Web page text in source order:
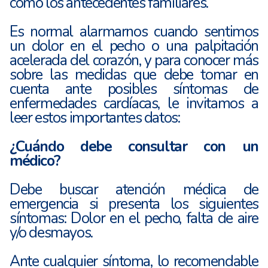
Es normal alarmarnos cuando sentimos
un dolor en el pecho o una palpitación
acelerada del corazón, y para conocer más
sobre las medidas que debe tomar en
cuenta ante posibles síntomas de
enfermedades cardíacas, le invitamos a
leer estos importantes datos:
¿Cuándo debe consultar con un
médico?
Debe buscar atención médica de
emergencia si presenta los siguientes
síntomas: Dolor en el pecho, falta de aire
y/o desmayos.
Ante cualquier síntoma, lo recomendable